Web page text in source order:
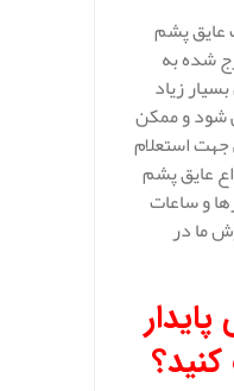
پشم
شده به
زیاد
شود و ممکن
استعلام
عایق پشم
و ساعات
ما در
کنید؟